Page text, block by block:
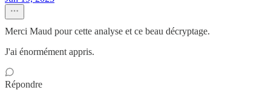
Merci Maud pour cette analyse et ce beau décryptage.
J'ai énormément appris.
Répondre